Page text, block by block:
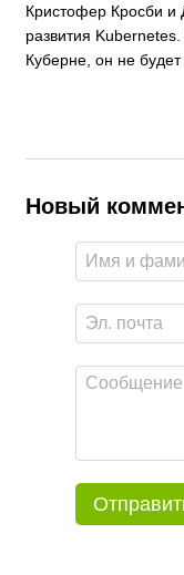
Кристофер Кросби и
развития
Куберне, он не
Новый